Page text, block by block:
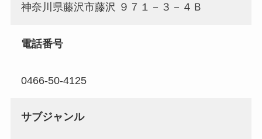
神奈川県藤沢市藤沢 ９７１－３－４Ｂ
電話番号
0466-50-4125
サブジャンル